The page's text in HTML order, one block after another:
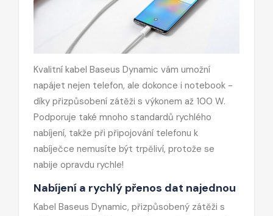
Kvalitní kabel Baseus Dynamic vám umožní
napájet nejen telefon, ale dokonce i notebook -
díky přizpůsobení zátěži s výkonem až 100 W.
Podporuje také mnoho standardů rychlého
nabíjení, takže při připojování telefonu k
nabíječce nemusíte být trpěliví, protože se
nabije opravdu rychle!
Nabíjení a rychlý přenos dat najednou
Kabel Baseus Dynamic, přizpůsobený zátěži s